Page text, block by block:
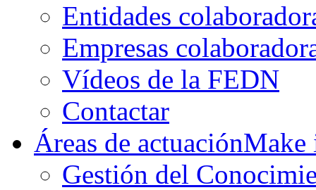
Entidades
Empresas
Vídeos de la FEDN
Contactar
Áreas de actuación
Gestión del